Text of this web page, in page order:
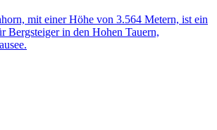
mit einer Höhe von 3.564 Metern, ist ein
Bergsteiger in den Hohen Tauern,